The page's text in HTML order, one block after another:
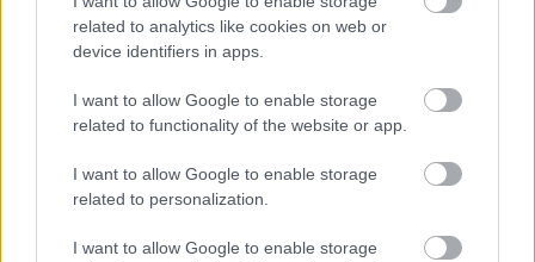
related to analytics like cookies on web or
device identifiers in apps.
I want to allow Google to enable storage
related to functionality of the website or app.
I want to allow Google to enable storage
related to personalization.
I want to allow Google to enable storage
augšpēdus, ar tevi
pagaidām viss ir
kārtībā
patiesībai, tas būtu ļoti
nopietns apdraudējums